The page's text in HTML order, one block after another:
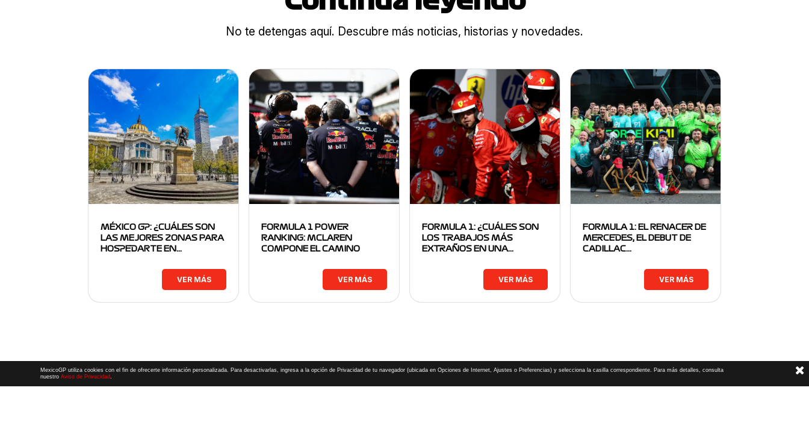
No te detengas aquí. Descubre más noticias, historias y novedades.
MÉXICO GP: ¿CUÁLES SON
LAS MEJORES ZONAS PARA
HOSPEDARTE EN…
VER MÁS
FORMULA 1 POWER
RANKING: MCLAREN
COMPONE EL CAMINO
VER MÁS
FORMULA 1: ¿CUÁLES SON
LOS TRABAJOS MÁS
EXTRAÑOS EN UNA…
VER MÁS
FORMULA 1: EL RENACER DE
MERCEDES, EL DEBUT DE
CADILLAC…
VER MÁS
MexicoGP utiliza cookies con el fin de ofrecerte información personalizada. Para desactivarlas, ingresa a la opción de Privacidad de tu navegador (ubicada en Opciones de Internet, Ajustes o Preferencias) y selecciona la casilla correspondiente. Para más detalles, consulta
nuestroAviso de Privacidad.